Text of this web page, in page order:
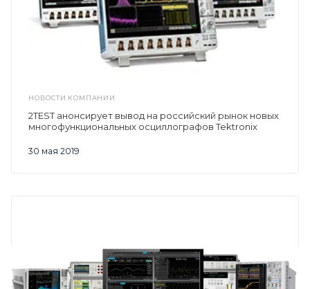
НОВОСТИ КОМПАНИИ
30 мая 2019
2TEST анонсирует вывод на российский рынок новых
многофункциональных осциллографов Tektronix